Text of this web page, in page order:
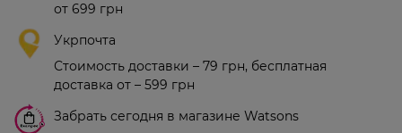
от 699 грн
Укрпочта
Стоимость доставки – 79 грн, бесплатная
доставка от – 599 грн
Забрать сегодня в магазине Watsons